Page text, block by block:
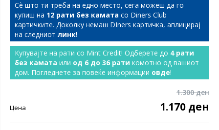
Сѐ што ти треба на едно место, сега можеш да го
купиш на 12 рати без камата со Diners Club
картичките. Доколку немаш DIners картичка, аплицирај
на следниот линк!
Купувајте на рати со Mint Credit! Одберете до 4 рати
без камата или од 6 до 36 рати комотно од вашиот
дом. Погледнете за повеќе информации овде!
1.300 ден
Цена 1.170 ден